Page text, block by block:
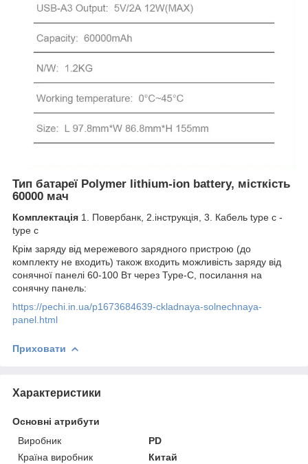
Тип батареї Polymer lithium-ion battery, місткість
60000 мач
Комплектація 1. Повербанк, 2.інструкція, 3. Кабель type c -
type c
Крім заряду від мережевого зарядного пристрою (до
комплекту не входить) також входить можливість заряду від
сонячної панелі 60-100 Вт через Type-C, посилання на
сонячну панель:
https://pechi.in.ua/p1673684639-ckladnaya-solnechnaya-
panel.html
Приховати
Характеристики
Основні атрибути
Виробник
PD
Країна виробник
Китай